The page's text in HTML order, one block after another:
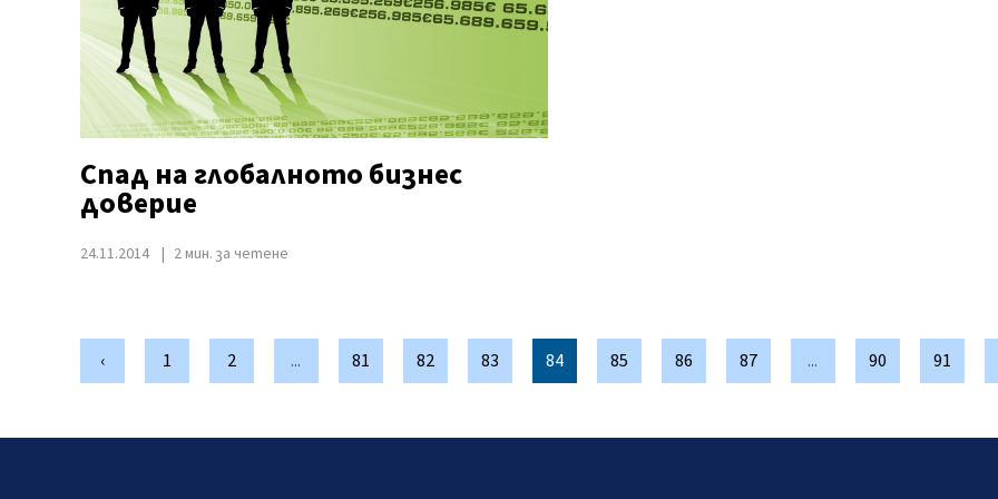
Спад на глобалното бизнес
доверие
24.11.2014 2 мин. за четене
‹ 1 2 ... 81 82 83 84 85 86 87 ... 90 91